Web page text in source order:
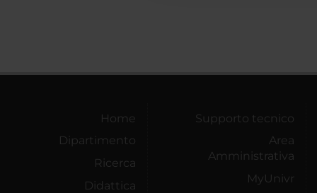
Home
Dipartimento
Ricerca
Didattica
Supporto tecnico
Area
Amministrativa
MyUnivr